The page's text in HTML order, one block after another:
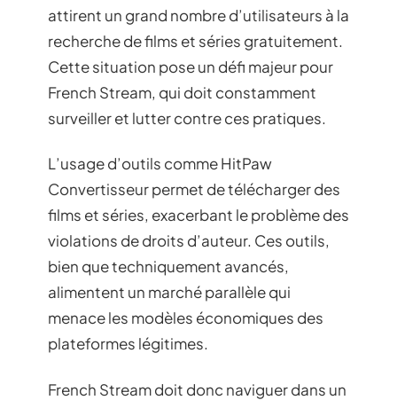
attirent un grand nombre d’utilisateurs à la
recherche de films et séries gratuitement.
Cette situation pose un défi majeur pour
French Stream, qui doit constamment
surveiller et lutter contre ces pratiques.
L’usage d’outils comme HitPaw
Convertisseur permet de télécharger des
films et séries, exacerbant le problème des
violations de droits d’auteur. Ces outils,
bien que techniquement avancés,
alimentent un marché parallèle qui
menace les modèles économiques des
plateformes légitimes.
French Stream doit donc naviguer dans un